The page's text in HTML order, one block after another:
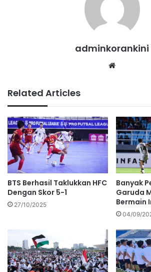
adminkorankini
Related Articles
BTS Berhasil Taklukkan HFC
Dengan Skor 5-1
27/10/2025
Banyak
Garuda
Bermain
04/09/